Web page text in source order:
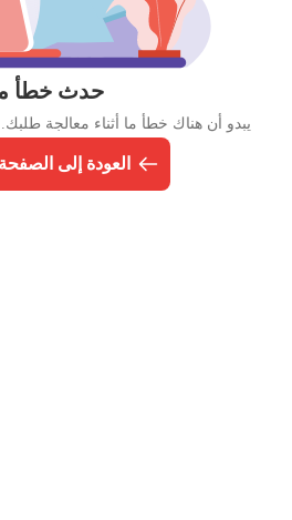
حدث خطأ
يبدو أن هناك خطأ ما أثناء معالجة
العودة إلى